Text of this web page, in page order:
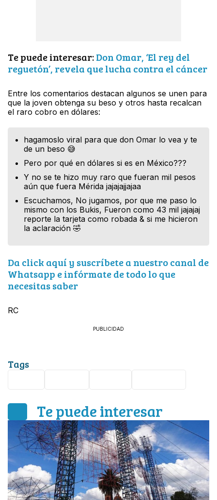
Te puede interesar:Don Omar, ‘El rey del
reguetón’, revela que lucha contra el cáncer
Entre los comentarios destacan algunos se unen para
que la joven obtenga su beso y otros hasta recalcan
el raro cobro en dólares:
hagamoslo viral para que don Omar lo vea y te
de un beso 😅
Pero por qué en dólares si es en México???
Y no se te hizo muy raro que fueran mil pesos
aún que fuera Mérida jajajajjajaa
Escuchamos, No jugamos, por que me paso lo
mismo con los Bukis, Fueron como 43 mil jajajaj
reporte la tarjeta como robada & si me hicieron
la aclaración 🤣
Da click aquí y suscríbete a nuestro canal de
Whatsapp e infórmate de todo lo que
necesitas saber
RC
PUBLICIDAD
Tags
Te puede interesar